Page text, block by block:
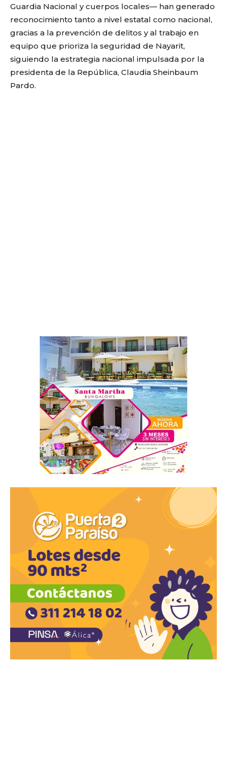
Guardia Nacional y cuerpos locales— han generado
reconocimiento tanto a nivel estatal como nacional,
gracias a la prevención de delitos y al trabajo en
equipo que prioriza la seguridad de Nayarit,
siguiendo la estrategia nacional impulsada por la
presidenta de la República, Claudia Sheinbaum
Pardo.